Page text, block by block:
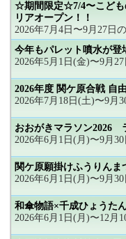
☆期間限定☆7/4〜こども
リアオープン！！
2026年7月4日〜9月27
今年もパレット噴水が登
2026年5月1日(金)〜9月
2026年度 関ケ原合戦 自
2026年7月18日(土)〜9月
おおがきマラソン2026
2026年6月1日(月)〜9月
関ケ原願掛けふうりんま
2026年6月1日(月)〜9月
和傘物語×千成ひょうた
2026年6月1日(月)〜12月